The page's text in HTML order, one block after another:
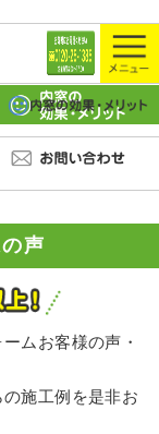
声
ムお客様の声・
施工例を是非お